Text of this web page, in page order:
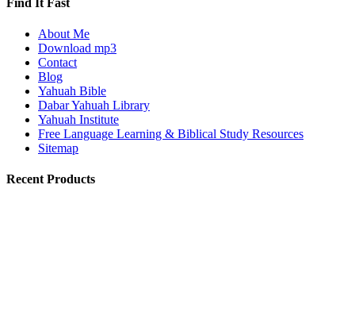
About Me
Download mp3
Contact
Blog
Yahuah Bible
Dabar Yahuah Library
Yahuah Institute
Free Language Learning & Biblical Study Resources
Sitemap
Recent Products